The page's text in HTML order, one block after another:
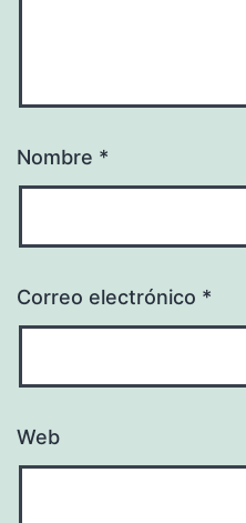
Nombre *
Correo electrónico *
Web